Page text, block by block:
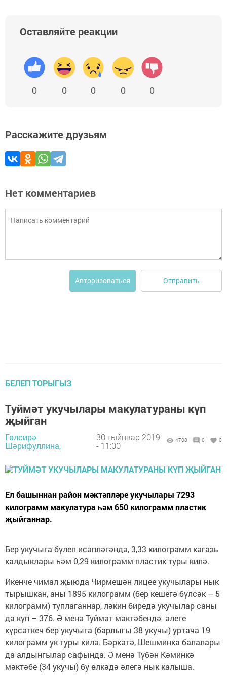
Оставляйте реакции
0 0 0 0 0
Расскажите друзьям
Нет комментариев
Авторизоваться Отправить
БЕЛЕП ТОРЫГЫЗ
Туймәт укучылары макулатураны күп
җыйган
Гөлсирә
Шәрифуллина,
30 гыйнвар 2019
- 11:00
4708 0 0
Ел башыннан район мәктәпләре укучылары 7293
килограмм макулатура һәм 650 килограмм пластик
җыйганнар.
Бер укучыга бүлеп исәпләгәндә, 3,33 килограмм кәгазь
калдыклары һәм 0,29 килограмм пластик туры килә.
Икенче чимал җыюда Чирмешән лицее укучылары нык
тырышкан, аны 1895 килограмм (бер кешегә бүлсәк – 5
килограмм) туплаганнар, ләкин биредә укучылар саны
да күп – 376. Ә менә Туймәт мәктәбендә әлеге
күрсәткеч бер укучыга (барлыгы 38 укучы) уртача 19
килограмм ук туры килә. Бәркәтә, Шешминка балалары
да алдынгылар сафында. Ә менә Түбән Кәминкә
мәктәбе (34 укучы) бу өлкәдә әлегә нык калыша.